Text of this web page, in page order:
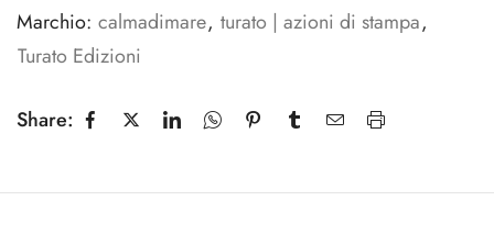
Marchio: calmadimare, turato | azioni di stampa,
Turato Edizioni
Share: